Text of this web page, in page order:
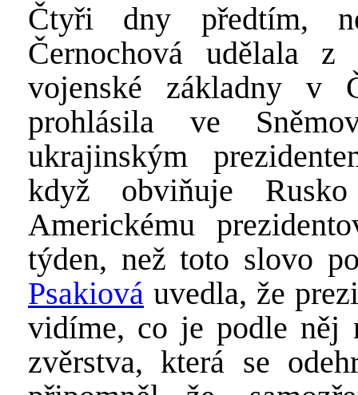
Čtyři dny předtím,
Černochová udělala z
vojenské základny v
prohlásila ve
ukrajinským
když obviňuje
Americkému
týden, než toto slovo
Psakiová uvedla, že
vidíme, co je podle něj
zvěrstva, která se